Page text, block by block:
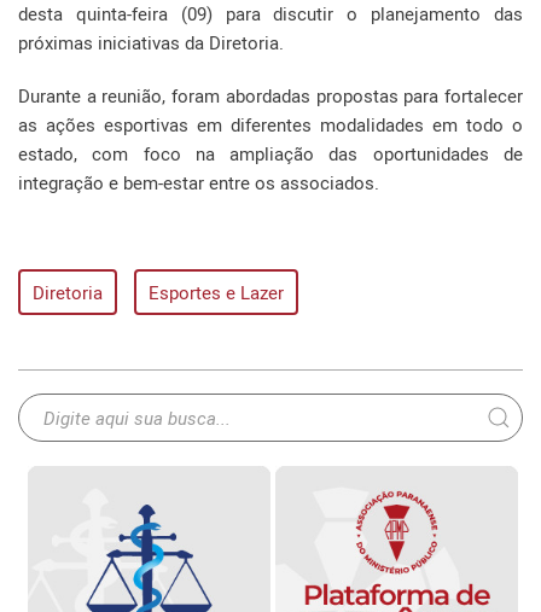
desta quinta-feira (09) para discutir o planejamento das
próximas iniciativas da Diretoria.
Durante a reunião, foram abordadas propostas para fortalecer
as ações esportivas em diferentes modalidades em todo o
estado, com foco na ampliação das oportunidades de
integração e bem-estar entre os associados.
Diretoria Esportes e Lazer